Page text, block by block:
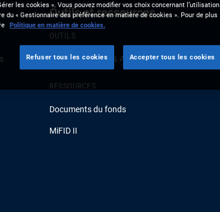
Outils et ressources
OUTILS
Clients Solutions & Analytics
RESSOURCES
Documents du fonds
MiFID II
les cookies ». Vous pouvez modifier vos choix concernant l’utilisation
du « Gestionnaire des préférence en matière de cookies ». Pour de plus
Politique en matière de cookies.
Refuser tous les cookies Accepter tous les cookies